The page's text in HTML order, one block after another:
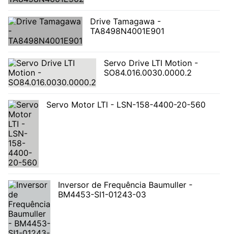
Drive Tamagawa -
TA8498N4001E901
Servo Drive LTI Motion -
SO84.016.0030.0000.2
Servo Motor LTI - LSN-158-4400-20-560
Inversor de Frequência Baumuller -
BM4453-SI1-01243-03